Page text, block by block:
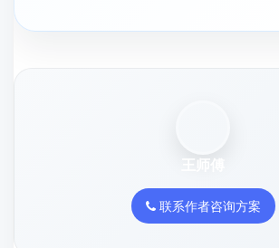
王师傅
联系作者咨询方案